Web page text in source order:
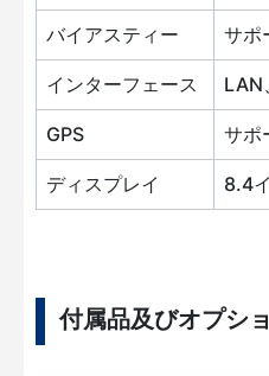
バイアスティー サポ
インターフェース LAN
GPS サポ
ディスプレイ 8.4
付属品及びオプシ